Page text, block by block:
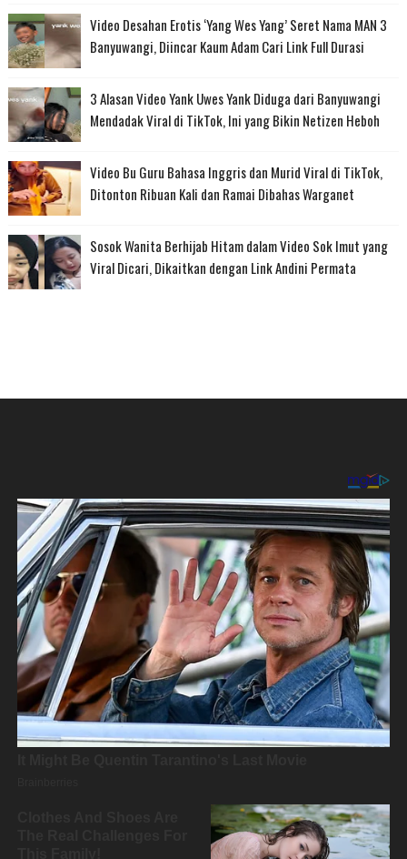
Video Desahan Erotis ‘Yang Wes Yang’ Seret Nama MAN 3
Banyuwangi, Diincar Kaum Adam Cari Link Full Durasi
3 Alasan Video Yank Uwes Yank Diduga dari Banyuwangi
Mendadak Viral di TikTok, Ini yang Bikin Netizen Heboh
Video Bu Guru Bahasa Inggris dan Murid Viral di TikTok,
Ditonton Ribuan Kali dan Ramai Dibahas Warganet
Sosok Wanita Berhijab Hitam dalam Video Sok Imut yang
Viral Dicari, Dikaitkan dengan Link Andini Permata